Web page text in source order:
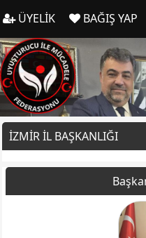
ÜYELİK BAĞIŞ YAP
İZMİR İL BAŞKANLIĞI